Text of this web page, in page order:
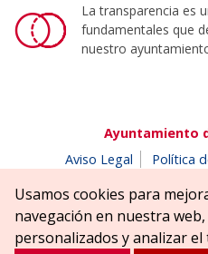
La transparencia es
fundamentales que
nuestro
Ayuntamiento
Aviso Legal
Política
Parque Erreniega parkea, s/
Nagusia
Tel. 948 181900
Usamos cookies para
navegación en nuestra
personalizados y analizar